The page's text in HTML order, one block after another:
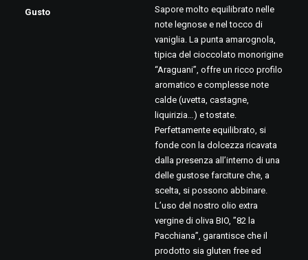
Gusto
Sapore molto equilibrato nelle
note legnose e nel tocco di
vaniglia. La punta amarognola,
tipica del cioccolato monorigine
“Araguani”, offre un ricco profilo
aromatico e complesse note
calde (uvetta, castagne,
liquirizia…) e tostate.
Perfettamente equilibrato, si
fonde con la dolcezza ricavata
dalla presenza all’interno di una
delle gustose farciture che, a
scelta, si possono abbinare.
L’uso del nostro olio extra
vergine di oliva BIO, ”82 la
Pacchiana”, garantisce che il
prodotto sia gluten free ed